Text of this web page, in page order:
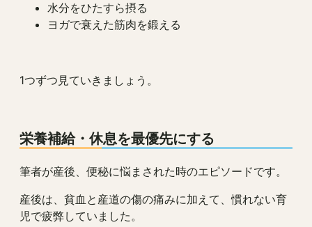
水分をひたすら摂る
ヨガで衰えた筋肉を鍛える
1つずつ見ていきましょう。
栄養補給・休息を最優先にする
筆者が産後、便秘に悩まされた時のエピソードです。
産後は、貧血と産道の傷の痛みに加えて、慣れない育
児で疲弊していました。